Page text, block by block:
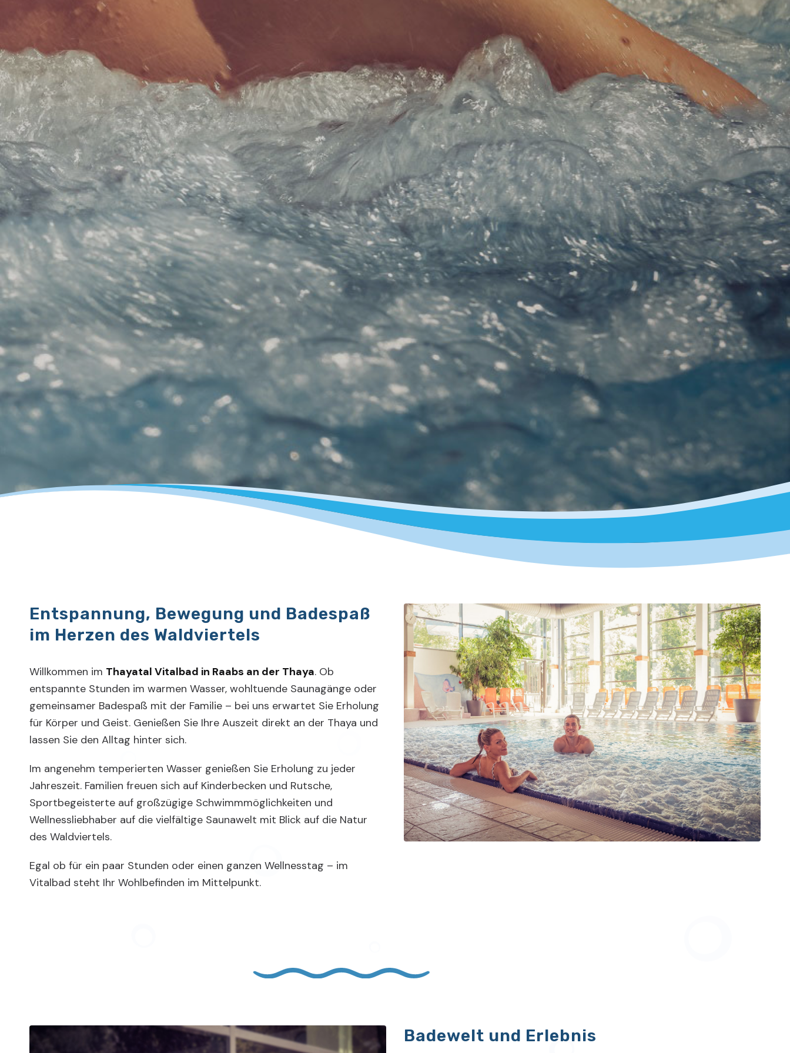
Entspannung, Bewegung und Badespaß
im Herzen des Waldviertels
Willkommen im Thayatal Vitalbad in Raabs an der Thaya. Ob
entspannte Stunden im warmen Wasser, wohltuende Saunagänge oder
gemeinsamer Badespaß mit der Familie – bei uns erwartet Sie Erholung
für Körper und Geist. Genießen Sie Ihre Auszeit direkt an der Thaya und
lassen Sie den Alltag hinter sich.
Im angenehm temperierten Wasser genießen Sie Erholung zu jeder
Jahreszeit. Familien freuen sich auf Kinderbecken und Rutsche,
Sportbegeisterte auf großzügige Schwimmmöglichkeiten und
Wellnessliebhaber auf die vielfältige Saunawelt mit Blick auf die Natur
des Waldviertels.
Egal ob für ein paar Stunden oder einen ganzen Wellnesstag – im
Vitalbad steht Ihr Wohlbefinden im Mittelpunkt.
Badewelt und Erlebnis